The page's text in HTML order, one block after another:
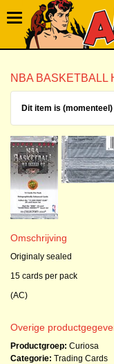
NBA BASKETBALL
Dit item is
Omschrijving
Originaly sealed
15 cards per pack
(AC)
Overige
Productgroep: Curiosa
Categorie: Trading Cards